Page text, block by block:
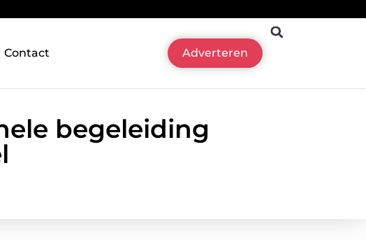
Contact Adverteren
begeleiding